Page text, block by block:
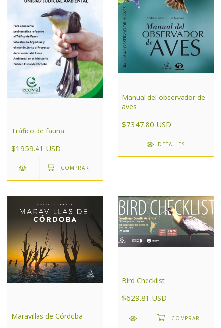
Tráfico de fauna
$1959.41 USD
Manual del observador de
aves
$7347.80 USD
DETALLES
Maravillas de Córdoba
Bird Checklist
$629.81 USD